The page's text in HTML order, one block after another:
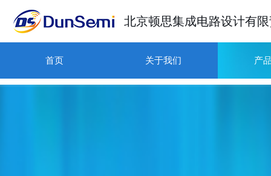
北京顿思集成电路设计有
首页 关于我们 产